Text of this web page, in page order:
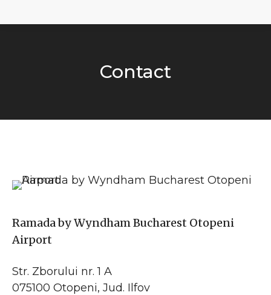
Contact
You are here:
Ramada by Wyndham Bucharest Otopeni
Airport
Str. Zborului nr. 1 A
075100 Otopeni, Jud. Ilfov